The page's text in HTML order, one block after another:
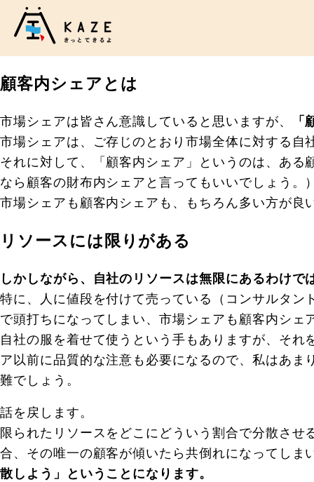
顧客内シェアとは
市場シェアは皆さん意識していると思いますが、
市場シェアは、ご存じのとおり市場全体に対する自
それに対して、「顧客内シェア」というのは、あ
なら顧客の財布内シェアと言ってもいいでしょう。
市場シェアも顧客内シェアも、もちろん多い方が良
リソースには限りがある
しかしながら、自社のリソースは無限にあるわけで
特に、人に値段を付けて売っている（コンサルタ
で頭打ちになってしまい、市場シェアも顧客内シ
自社の服を着せて使うという手もありますが、そ
ア以前に品質的な注意も必要になるので、私はあ
難でしょう。
話を戻します。
限られたリソースをどこにどういう割合で分散さ
合、その唯一の顧客が傾いたら共倒れになってしま
散しよう」ということになります。